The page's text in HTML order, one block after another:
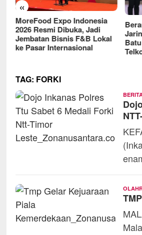
«
Berantas Vandalisme
Jaringan, Satreskrim Polres
Batu Raih Penghargaan dari
Telkomsel
RM
2025
TAG: FORKI